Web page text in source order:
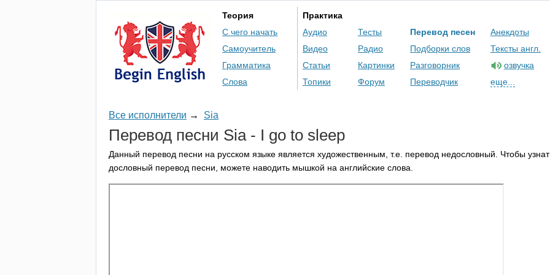
Теория
С чего начать
Самоучитель
Грамматика
Слова
Практика
Аудио
Видео
Статьи
Топики
Тесты
Радио
Картинки
Форум
Перевод песен
Подборки слов
Разговорник
Переводчик
Анекдоты
Тексты англ.
озвучка
еще...
Все исполнители → Sia
Перевод песни Sia- I go to sleep
Данный перевод песни на русском языке является художественным, т.е. перевод недословный. Чтобы
дословный перевод песни, можете наводить мышкой на английские слова.